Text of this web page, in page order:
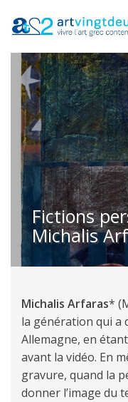
content
Fictions
Michalis
Michalis Arfaras*
la génération qui a
Allemagne, en
avant la vidéo. En
gravure, quand la
donner l’image du